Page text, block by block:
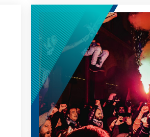
umfangreiche